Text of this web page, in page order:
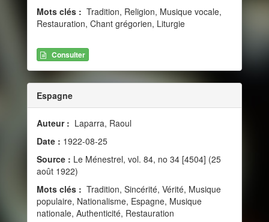
Mots clés : Tradition, Religion, Musique vocale,
Restauration, Chant grégorien, Liturgie
Consulter
Espagne
Auteur : Laparra, Raoul
Date : 1922-08-25
Source : Le Ménestrel, vol. 84, no 34 [4504] (25
août 1922)
Mots clés : Tradition, Sincérité, Vérité, Musique
populaire, Nationalisme, Espagne, Musique
nationale, Authenticité, Restauration